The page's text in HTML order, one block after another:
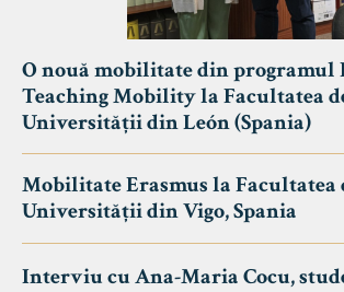
O nouă mobilitate din programul
Teaching Mobility la Facultatea
Universității din León (Spania)
Mobilitate Erasmus la Facultatea
Universității din Vigo, Spania
Interviu cu Ana-Maria Cocu,